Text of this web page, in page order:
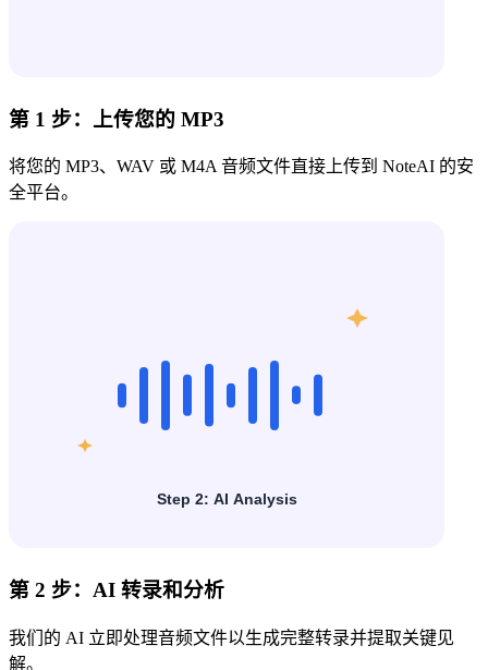
第 1 步：上传您的 MP3
将您的 MP3、WAV 或 M4A 音频文件直接上传到 NoteAI 的安
全平台。
第 2 步：AI 转录和分析
我们的 AI 立即处理音频文件以生成完整转录并提取关键见
解。